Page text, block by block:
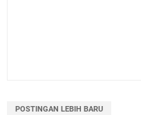
POSTINGAN LEBIH BARU